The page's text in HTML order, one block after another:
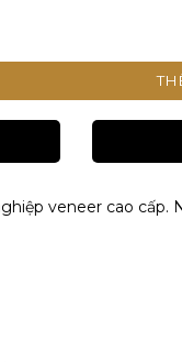
- TRẮNG số lượng
veneer cao